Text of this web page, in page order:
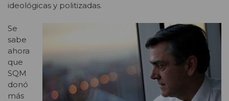
ideológicas y politizadas.
Se
sabe
ahora
que
SQM
donó
más